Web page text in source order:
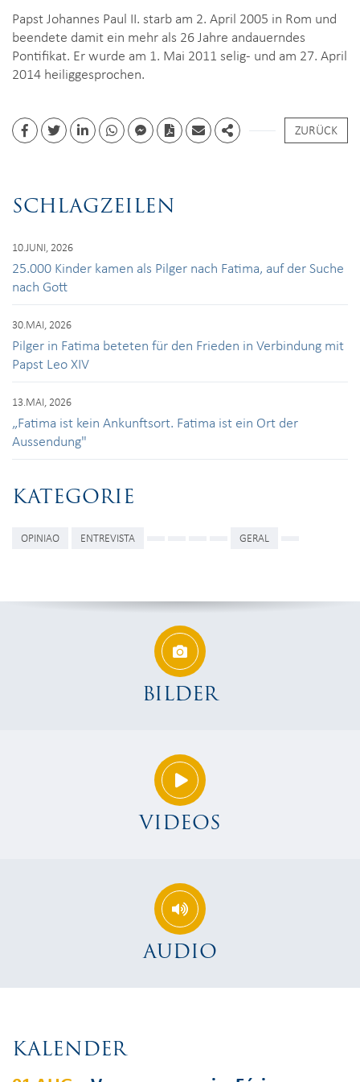
Papst Johannes Paul II. starb am 2. April 2005 in Rom und
beendete damit ein mehr als 26 Jahre andauerndes
Pontifikat. Er wurde am 1. Mai 2011 selig- und am 27. April
2014 heiliggesprochen.
FacebookTwitterLinkedinwhatsappfacebook messenger
PDF EmailShare
ZURÜCK
SCHLAGZEILEN
10.JUNI, 2026
25.000 Kinder kamen als Pilger nach Fatima, auf der Suche
nach Gott
30.MAI, 2026
Pilger in Fatima beteten für den Frieden in Verbindung mit
Papst Leo XIV
13.MAI, 2026
„Fatima ist kein Ankunftsort. Fatima ist ein Ort der
Aussendung"
KATEGORIE
OPINIAO ENTREVISTA GERAL
BILDER
VIDEOS
AUDIO
KALENDER